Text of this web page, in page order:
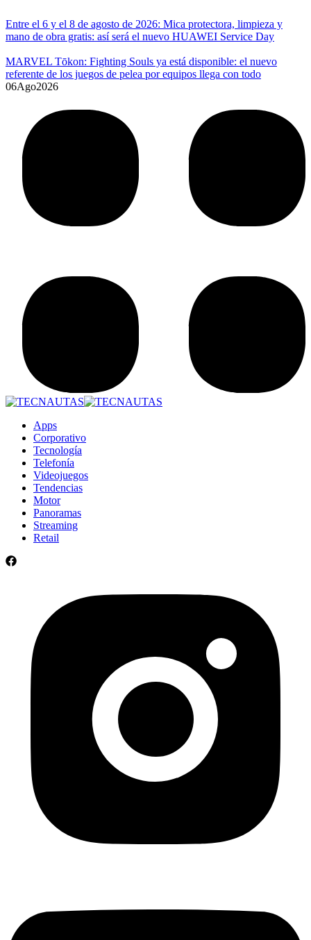
Entre el 6 y el 8 de agosto de 2026: Mica protectora, limpieza y
mano de obra gratis: así será el nuevo HUAWEI Service Day
MARVEL Tōkon: Fighting Souls ya está disponible: el nuevo
referente de los juegos de pelea por equipos llega con todo
06Ago2026
Apps
Corporativo
Tecnología
Telefonía
Videojuegos
Tendencias
Motor
Panoramas
Streaming
Retail